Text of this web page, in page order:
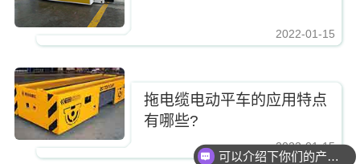
2022-01-15
拖电缆电动平车的应用特点
有哪些?
2022-01-15
可以介绍下你们的产品么？